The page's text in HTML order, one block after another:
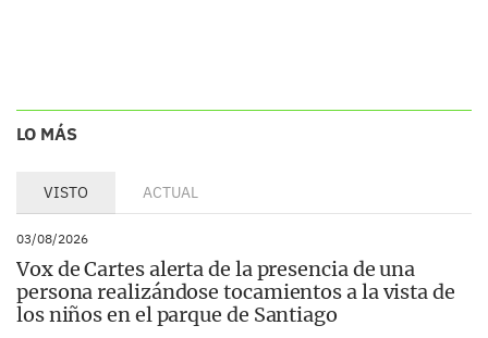
LO MÁS
VISTO ACTUAL
03/08/2026
Vox de Cartes alerta de la presencia de una
persona realizándose tocamientos a la vista de
los niños en el parque de Santiago